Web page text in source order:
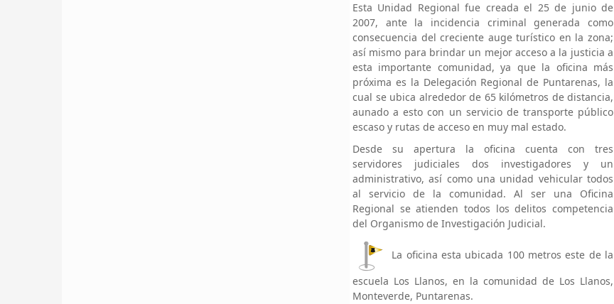
Esta Unidad Regional fue creada el 25 de junio de
2007, ante la incidencia criminal generada como
consecuencia del creciente auge turístico en la zona;
así mismo para brindar un mejor acceso a la justicia a
esta importante comunidad, ya que la oficina más
próxima es la Delegación Regional de Puntarenas, la
cual se ubica alrededor de 65 kilómetros de distancia,
aunado a esto con un servicio de transporte público
escaso y rutas de acceso en muy mal estado.
Desde su apertura la oficina cuenta con tres
servidores judiciales dos investigadores y un
administrativo, así como una unidad vehicular todos
al servicio de la comunidad. Al ser una Oficina
Regional se atienden todos los delitos competencia
del Organismo de Investigación Judicial.
La oficina esta ubicada 100 metros este de la
escuela Los Llanos, en la comunidad de Los Llanos,
Monteverde, Puntarenas.